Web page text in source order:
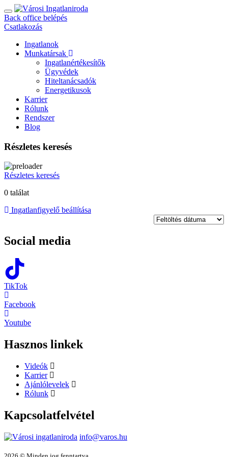
Back office belépés
Csatlakozás
Ingatlanok
Munkatársak
Ingatlanértékesítők
Ügyvédek
Hiteltanácsadók
Energetikusok
Karrier
Rólunk
Rendszer
Blog
Részletes keresés
Részletes keresés
0 találat
Ingatlanfigyelő beállítása
Social media
TikTok
Facebook
Youtube
Hasznos linkek
Videók
Karrier
Ajánlólevelek
Rólunk
Kapcsolatfelvétel
info@varos.hu